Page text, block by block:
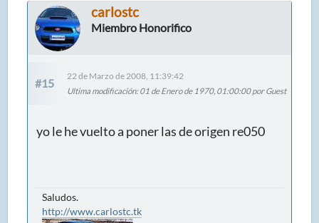
carlostc
Miembro Honorifico
#15
22 de Marzo de 2008, 11:39:42
Ultima modificación: 01 de Enero de 1970, 01:00:00 por Guest
yo le he vuelto a poner las de origen re050
Saludos.
http://www.carlostc.tk